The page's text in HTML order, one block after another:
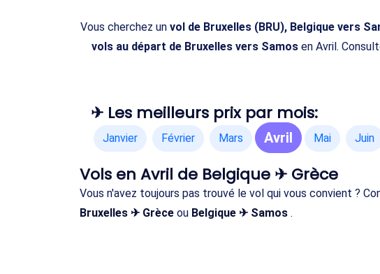
Vous cherchez un vol de Bruxelles (BRU), Belgique vers
vols au départ de Bruxelles vers Samos en Avril.
✈ Les meilleurs prix par mois:
Janvier Février Mars Avril Mai Juin
Vols en Avril de Belgique ✈ Grèce
Vous n'avez toujours pas trouvé le vol qui vous convient ?
Bruxelles ✈ Grèce ou Belgique ✈ Samos .